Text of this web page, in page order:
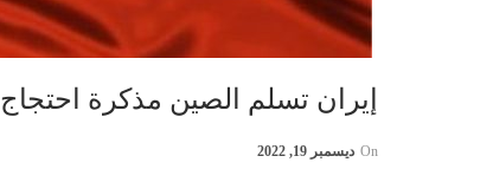
إيران تسلم الصين مذكرة احتجاج
On ديسمبر 19, 2022